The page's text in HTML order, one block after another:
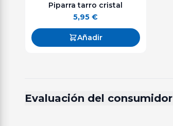
Piparra tarro cristal
5,95€
Añadir
Evaluación del consumidor